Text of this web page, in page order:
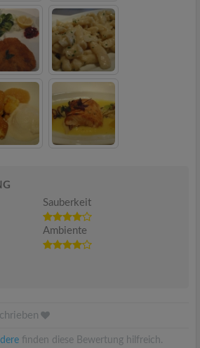
Sauberkeit
Ambiente
finden diese Bewertung hilfreich.